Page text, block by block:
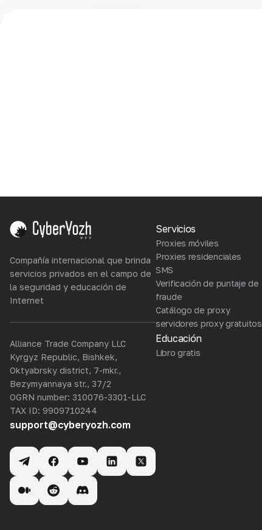
Compañía internacional que brinda
servicios privados en el campo de
la seguridad y educación de
Internet
Alliance Trade Company LLC
Kyrgyz Republic, Bishkek,
Oktyabrsky district, 7-mkr.,
Bezymyannaya str., 37/2
OGRN number: 310076-3301-LLC
TAX ID: 9909710244
support@cyberyozh.com
Servicios
Proxies móviles
Proxies residenciales
SMS
Verificación de puntaje de
fraude
Catálogo de proxy
servidores proxy gratuitos
Educación
Libro gratis